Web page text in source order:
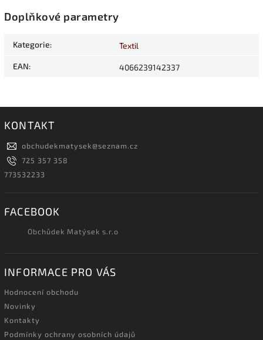
Doplňkové parametry
Kategorie: Textil
EAN: 4066239142337
KONTAKT
obchudekmatysek@seznam.cz
725 357 358
773532233
FACEBOOK
Obchůdek Matýsek s.r.o
INFORMACE PRO VÁS
Hodnocení obchodu
Novinky
Kontakty
Podmínky ochrany osobních údajů